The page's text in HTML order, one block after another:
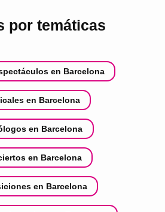
por temáticas
en Barcelona
en Barcelona
en Barcelona
en Barcelona
en Barcelona